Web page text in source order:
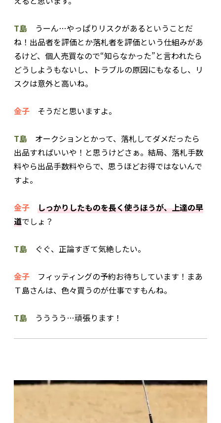
T島 うーん…やっぱりリスクがあるということだ
ね！出品者を評価とか落札者を評価という仕組みがあ
るけど、個人売買なので“知らなかった”と言われたら
どうしようもないし、トラブルの原因にもなるし、リ
スクは意外と高いね。
金子 そうだと思いますよ。
T島 オークションとかって、落札してダメだったら
出品すればいいや！と思うけどさぁ。結局、落札手数
料やら出品手数料やらで、思うほどお得ではないんで
すよ。
金子
しっかりしたものを長く使うほうが、上達の早
道でしょ？
T島 ぐぐ、正論すぎて気絶したい。
金子 フィッティングの予約お待ちしています！まあ
Ｔ島さんは、色々買うのが仕事ですもんね。
T島 うううう…頑張ります！